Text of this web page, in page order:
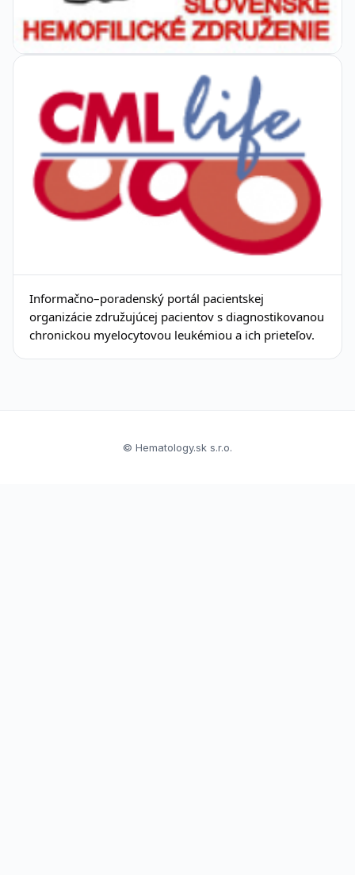
Informačno–poradenský portál pacientskej
organizácie združujúcej pacientov s diagnostikovanou
chronickou myelocytovou leukémiou a ich prieteľov.
© Hematology.sk s.r.o.